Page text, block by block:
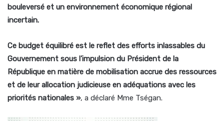
bouleversé et un environnement économique régional
incertain.
Ce budget équilibré est le reflet des efforts inlassables du
Gouvernement sous l’impulsion du Président de la
République en matière de mobilisation accrue des ressources
et de leur allocation judicieuse en adéquations avec les
priorités nationales », a déclaré Mme Tségan.